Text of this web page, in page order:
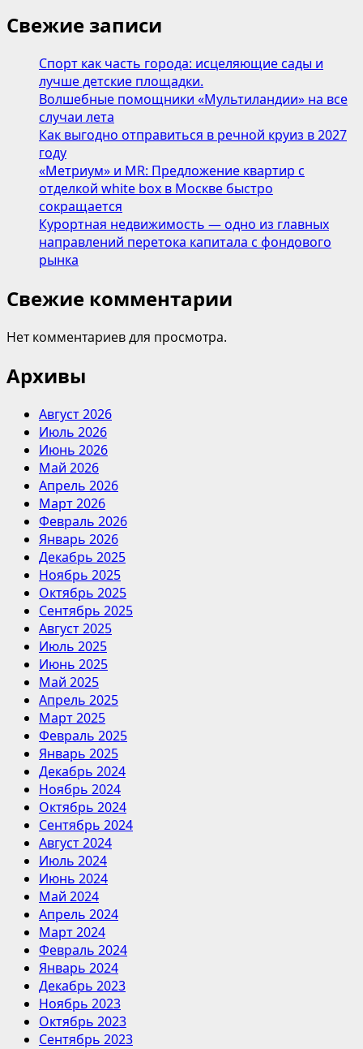
Свежие записи
Спорт как часть города: исцеляющие сады и
лучше детские площадки.
Волшебные помощники «Мультиландии» на все
случаи лета
Как выгодно отправиться в речной круиз в 2027
году
«Метриум» и MR: Предложение квартир с
отделкой white box в Москве быстро
сокращается
Курортная недвижимость — одно из главных
направлений перетока капитала с фондового
рынка
Свежие комментарии
Нет комментариев для просмотра.
Архивы
Август 2026
Июль 2026
Июнь 2026
Май 2026
Апрель 2026
Март 2026
Февраль 2026
Январь 2026
Декабрь 2025
Ноябрь 2025
Октябрь 2025
Сентябрь 2025
Август 2025
Июль 2025
Июнь 2025
Май 2025
Апрель 2025
Март 2025
Февраль 2025
Январь 2025
Декабрь 2024
Ноябрь 2024
Октябрь 2024
Сентябрь 2024
Август 2024
Июль 2024
Июнь 2024
Май 2024
Апрель 2024
Март 2024
Февраль 2024
Январь 2024
Декабрь 2023
Ноябрь 2023
Октябрь 2023
Сентябрь 2023